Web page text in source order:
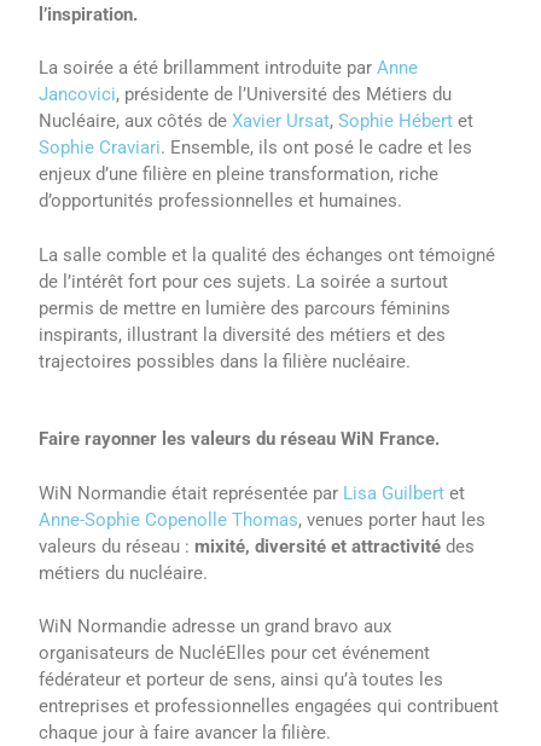
l’inspiration.
La soirée a été brillamment introduite parAnne
Jancovici, présidente de l’Université des Métiers du
Nucléaire, aux côtés deXavier Ursat,Sophie Hébert et
Sophie Craviari. Ensemble, ils ont posé le cadre et les
enjeux d’une filière en pleine transformation, riche
d’opportunités professionnelles et humaines.
La salle comble et la qualité des échanges ont témoigné
de l’intérêt fort pour ces sujets. La soirée a surtout
permis de mettre en lumière des parcours féminins
inspirants, illustrant la diversité des métiers et des
trajectoires possibles dans la filière nucléaire.
Faire rayonner les valeurs du réseau WiN France.
WiN Normandie était représentée par Lisa Guilbert et
Anne-Sophie Copenolle Thomas, venues porter haut les
valeurs du réseau :mixité, diversité et attractivité des
métiers du nucléaire.
WiN Normandie adresse un grand bravo aux
organisateurs de NucléElles pour cet événement
fédérateur et porteur de sens, ainsi qu’à toutes les
entreprises et professionnelles engagées qui contribuent
chaque jour à faire avancer la filière.